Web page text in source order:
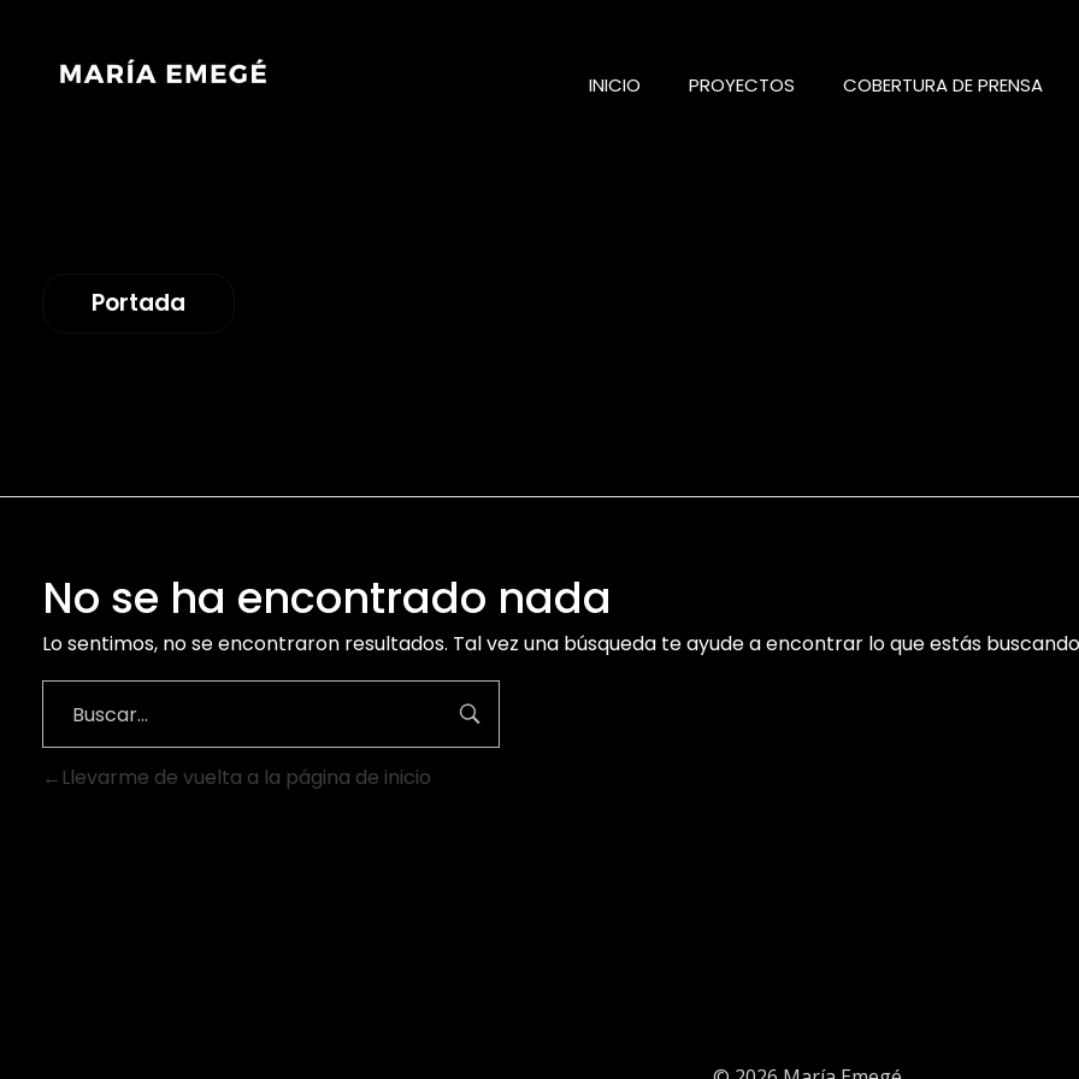
INICIO PROYECTOS COBERTURA DE PRENSA
Portada
No se ha encontrado nada
Lo sentimos, no se encontraron resultados. Tal vez una búsqueda te ayude a encontrar lo que estás
Llevarme de vuelta a la página de inicio